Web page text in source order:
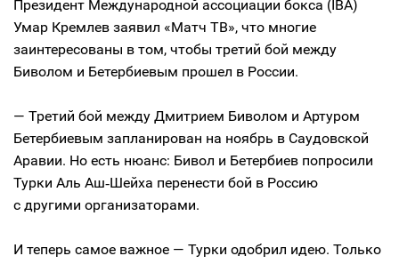
Президент Международной ассоциации бокса (IBA)
Умар Кремлев заявил «Матч ТВ», что многие
заинтересованы в том, чтобы третий бой между
Биволом и Бетербиевым прошел в России.
— Третий бой между Дмитрием Биволом и Артуром
Бетербиевым запланирован на ноябрь в Саудовской
Аравии. Но есть нюанс: Бивол и Бетербиев попросили
Турки Аль Аш‑Шейха перенести бой в Россию
с другими организаторами.
И теперь самое важное — Турки одобрил идею. Только